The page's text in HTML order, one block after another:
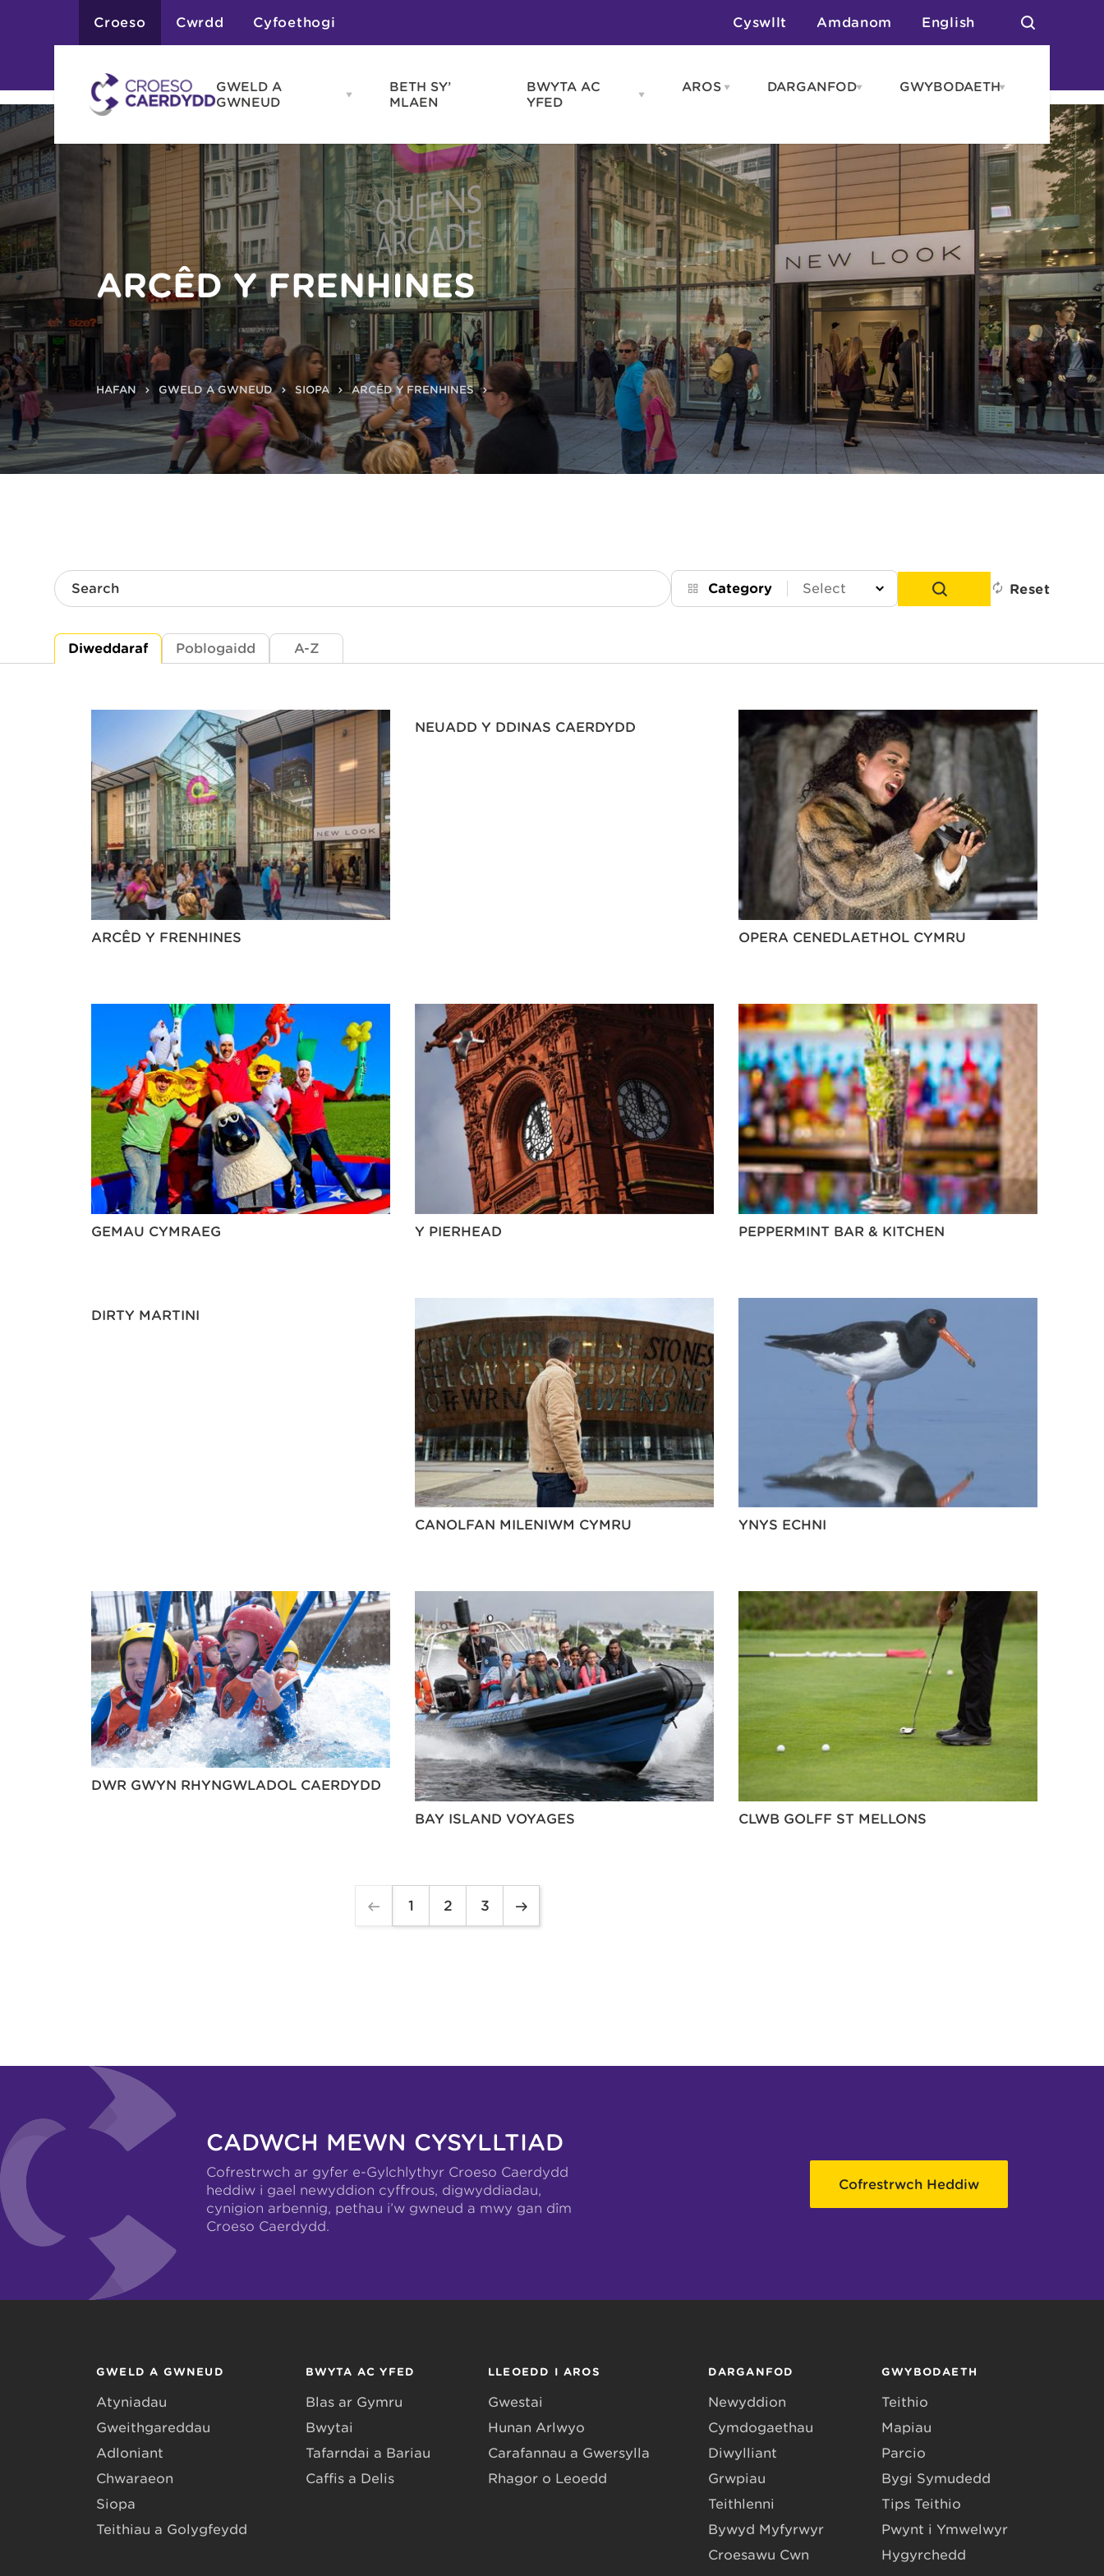
Croeso Cwrdd Cyfoethogi Cyswllt Amdanom English
GWELD A
GWNEUD
Open
GWNEUD
menu
Atyniadau
Gweithgareddau
Adloniant
Chwaraeon
Siopa
Teithiau a Golygfeydd
BETH SY’
MLAEN
BWYTA AC
YFED
Open
YFED
menu
Blas ar Gymru
Bwytai
Tafarndai a Bariau
Caffis a Delis
AROS Open
Gwestai
Hunan Arlwyo
Carafanau a Gwersylla
Rhagor o Leoedd
DARGANFODOpen
GWYBODAETHOpen
ARCÊD Y FRENHINES
HAFAN GWELD A GWNEUD SIOPA ARCÊD Y FRENHINES
Search Category Reset
Diweddaraf Poblogaidd A-Z
ARCÊD Y FRENHINES
NEUADD Y DDINAS CAERDYDD
OPERA CENEDLAETHOL CYMRU
GEMAU CYMRAEG Y PIERHEAD PEPPERMINT BAR & KITCHEN
DIRTY MARTINI
CANOLFAN MILENIWM CYMRU YNYS ECHNI
DŴR GWYN RHYNGWLADOL CAERDYDD
BAY ISLAND VOYAGES CLWB GOLFF ST MELLONS
1 2 3
CADWCH MEWN CYSYLLTIAD
Cofrestrwch ar gyfer e-Gylchlythyr Croeso Caerdydd
heddiw i gael newyddion cyffrous, digwyddiadau,
cynigion arbennig, pethau i’w gwneud a mwy gan dîm
Croeso Caerdydd.
Cofrestrwch Heddiw
GWELD A GWNEUD
Atyniadau
Gweithgareddau
Adloniant
Chwaraeon
Siopa
Teithiau a Golygfeydd
BWYTA AC YFED
Blas ar Gymru
Bwytai
Tafarndai a Bariau
Caffis a Delis
LLEOEDD I AROS
Gwestai
Hunan Arlwyo
Carafannau a Gwersylla
Rhagor o Leoedd
DARGANFOD
Newyddion
Cymdogaethau
Diwylliant
Grwpiau
Teithlenni
Bywyd Myfyrwyr
Croesawu Cŵn
GWYBODAETH
Teithio
Mapiau
Parcio
Bygi Symudedd
Tips Teithio
Pwynt i Ymwelwyr
Hygyrchedd